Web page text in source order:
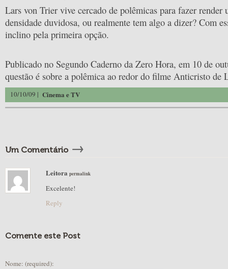
Lars von Trier vive cercado de polêmicas para fazer render
densidade duvidosa, ou realmente tem algo a dizer? Com
inclino pela primeira opção.
Publicado no Segundo Caderno da Zero Hora, em 10 de
questão é sobre a polêmica ao redor do filme Anticristo de
10/10/09 | Cinema e TV
Um Comentário →
Leitora permalink
Excelente!
Reply
Comente este Post
Nome: (required):